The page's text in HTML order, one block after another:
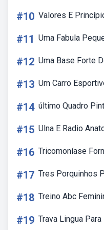
#10 Valores E
#11 Uma Fabula
#12 Uma Base Forte
#13 Um Carro
#14 último Quadro
#15 Ulna E Radio
#16 Tricomoníase
#17 Tres Porquinhos
#18 Treino Abc
#19 Trava Lingua